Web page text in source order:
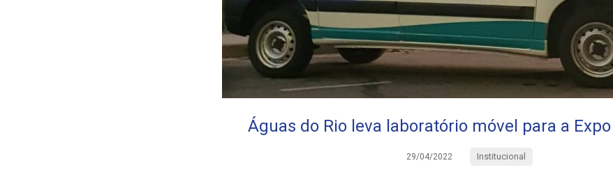
Águas do Rio leva laboratório móvel para a
29/04/2022 Institucional